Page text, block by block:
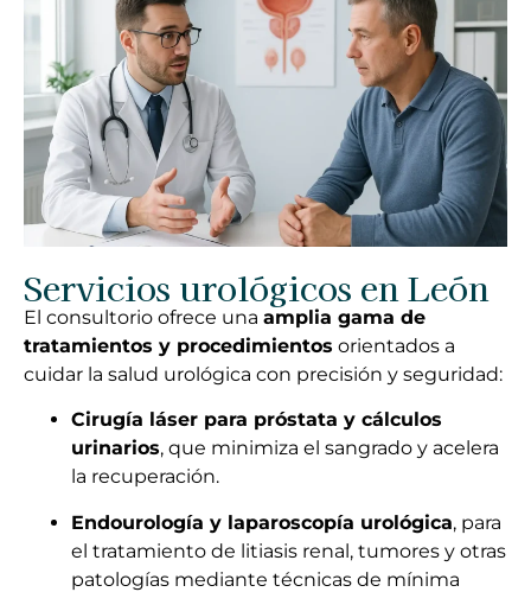
Servicios urológicos en León
El consultorio ofrece una amplia gama de
tratamientos y procedimientos orientados a
cuidar la salud urológica con precisión y seguridad:
Cirugía láser para próstata y cálculos
urinarios, que minimiza el sangrado y acelera
la recuperación.
Endourología y laparoscopía urológica, para
el tratamiento de litiasis renal, tumores y otras
patologías mediante técnicas de mínima